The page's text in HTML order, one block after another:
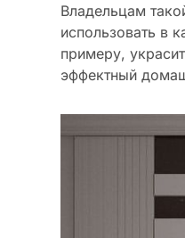
Владельцам
использовать в
примеру,
эффектный